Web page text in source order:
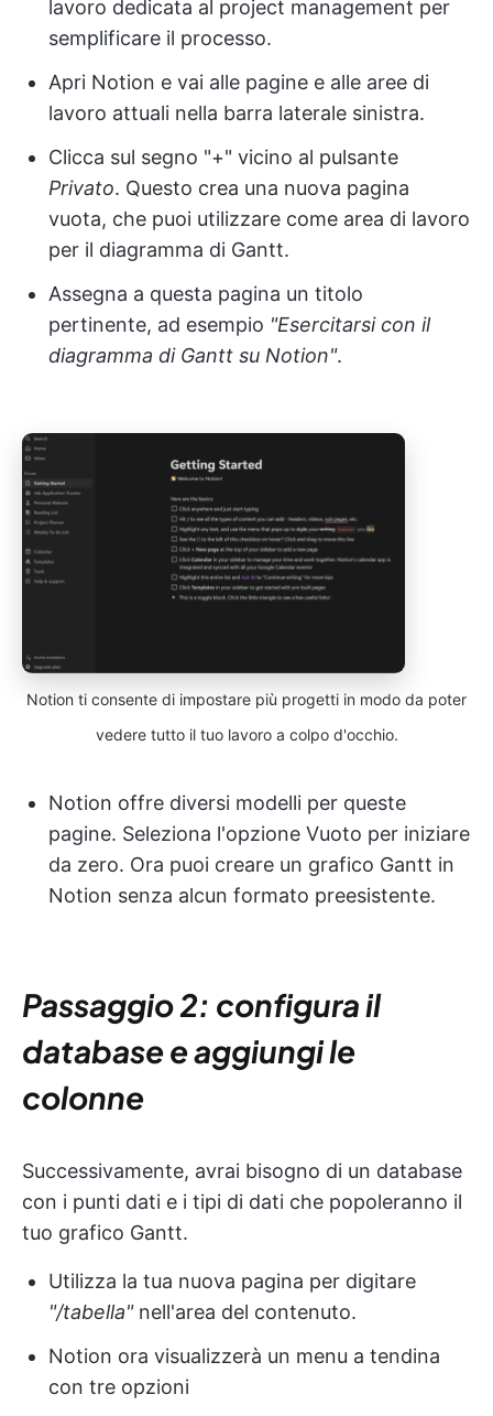
lavoro dedicata al project management per
semplificare il processo.
Apri Notion e vai alle pagine e alle aree di
lavoro attuali nella barra laterale sinistra.
Clicca sul segno "+" vicino al pulsante
Privato. Questo crea una nuova pagina
vuota, che puoi utilizzare come area di lavoro
per il diagramma di Gantt.
Assegna a questa pagina un titolo
pertinente, ad esempio "Esercitarsi con il
diagramma di Gantt su Notion".
Notion ti consente di impostare più progetti in modo da poter
vedere tutto il tuo lavoro a colpo d'occhio.
Notion offre diversi modelli per queste
pagine. Seleziona l'opzione Vuoto per iniziare
da zero. Ora puoi creare un grafico Gantt in
Notion senza alcun formato preesistente.
Passaggio 2: configura il
database e aggiungi le
colonne
Successivamente, avrai bisogno di un database
con i punti dati e i tipi di dati che popoleranno il
tuo grafico Gantt.
Utilizza la tua nuova pagina per digitare
"/tabella"nell'area del contenuto.
Notion ora visualizzerà un menu a tendina
con tre opzioni